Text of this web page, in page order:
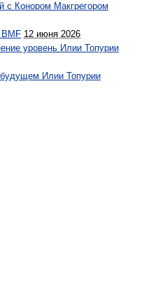
с Конором Макгрегором
12 июня 2026
уровень Илии Топурии
Илии Топурии